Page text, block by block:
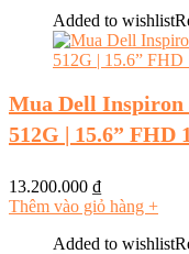
Added to wishlist
Mua Dell Inspiron
512G | 15.6” FHD
13.200.000 ₫
Thêm vào giỏ hàng +
Added to wishlist